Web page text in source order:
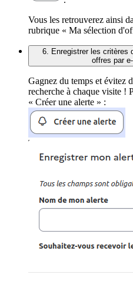
Vous les retrouverez ainsi
rubrique « Ma sélection
6. Enregistrer les critères
offres par
Gagnez du temps et évitez
recherche à chaque visite !
« Créer une alerte » :